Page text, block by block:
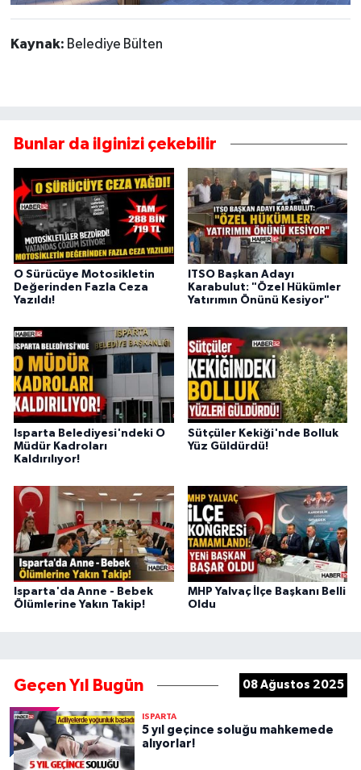
Kaynak: Belediye Bülten
Bunlar da ilginizi çekebilir
O Sürücüye Motosikletin
Değerinden Fazla Ceza
Yazıldı!
ITSO Başkan Adayı
Karabulut: "Özel Hükümler
Yatırımın Önünü Kesiyor"
Isparta Belediyesi'ndeki O
Müdür Kadroları
Kaldırılıyor!
Sütçüler Kekiği'nde Bolluk
Yüz Güldürdü!
Isparta'da Anne - Bebek
Ölümlerine Yakın Takip!
MHP Yalvaç İlçe Başkanı Belli
Oldu
Geçen Yıl Bugün 08 Ağustos 2025
ISPARTA
5 yıl geçince soluğu mahkemede
alıyorlar!